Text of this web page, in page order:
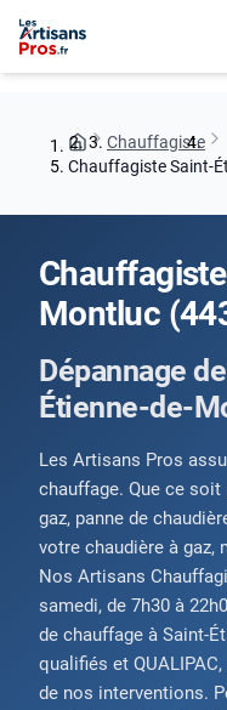
Chauffagiste
Chauffagiste Saint-
Montluc
Dépannage
Étienne-de-
Les Artisans Pros
chauffage. Que ce
gaz, panne de
votre chaudière à gaz,
Nos Artisans
samedi, de 7h30 à
de chauffage à Saint-
qualifiés et
de nos interventions.